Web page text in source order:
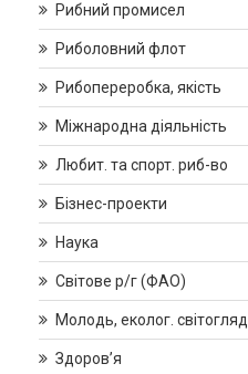
Рибний промисел
Риболовний флот
Рибопереробка, якість
Міжнародна діяльність
Любит. та спорт. риб-во
Бізнес-проекти
Наука
Світове р/г (ФАО)
Молодь, еколог. світогляд
Здоров’я